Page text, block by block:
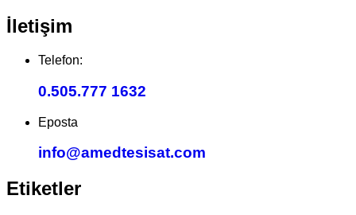
İletişim
Telefon:
0.505.777 1632
Eposta
info@amedtesisat.com
Etiketler